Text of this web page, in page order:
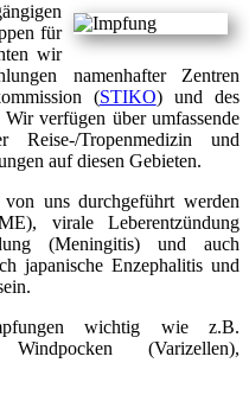
für
wir
namenhafter Zentren
(STIKO) und des
Wir verfügen über umfassende
Tropenmedizin und
auf diesen Gebieten.
uns durchgeführt werden
virale Leberentzündung
(Meningitis) und auch
japanische Enzephalitis und
wichtig wie z.B.
(Varizellen),